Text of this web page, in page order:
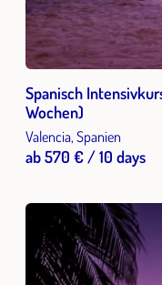
Spanisch
Wochen)
Valencia, Spanien
ab 570 € / 10 days